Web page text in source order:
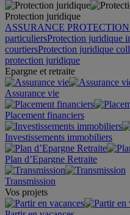
Protection juridique
ASSURANCE
particuliersProtection juridique
courtiersProtection juridique
protection juridique
Epargne et retraite
Assurance vie
Placement financiers
Investissements immobiliers
Plan d’Epargne Retraite
Transmission
Vos projets